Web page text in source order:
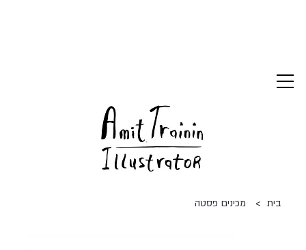
בית > מכינים פסטה